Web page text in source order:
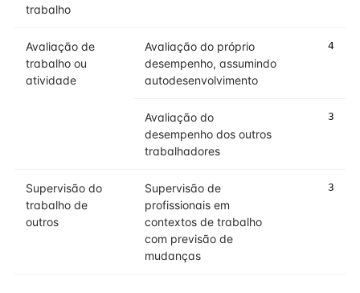
trabalho
Avaliação de
trabalho ou
atividade
Avaliação do próprio
desempenho, assumindo
autodesenvolvimento
4
Avaliação do
desempenho dos outros
trabalhadores
3
Supervisão do
trabalho de
outros
Supervisão de
profissionais em
contextos de trabalho
com previsão de
mudanças
3